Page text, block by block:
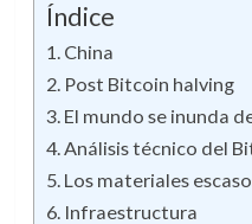
Índice
China
Post Bitcoin halving
El mundo se inunda
Análisis técnico del
Los materiales
Infraestructura